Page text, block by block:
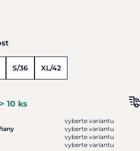
S/36 XL/42
10 ks
vyberte variantu
vyberte variantu
vyberte variantu
vyberte variantu